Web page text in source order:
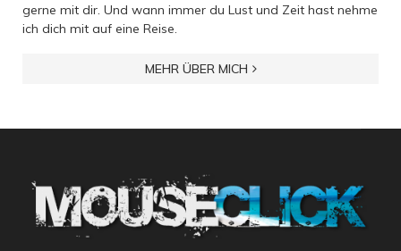
gerne mit dir. Und wann immer du Lust und Zeit hast nehme
ich dich mit auf eine Reise.
MEHR ÜBER MICH